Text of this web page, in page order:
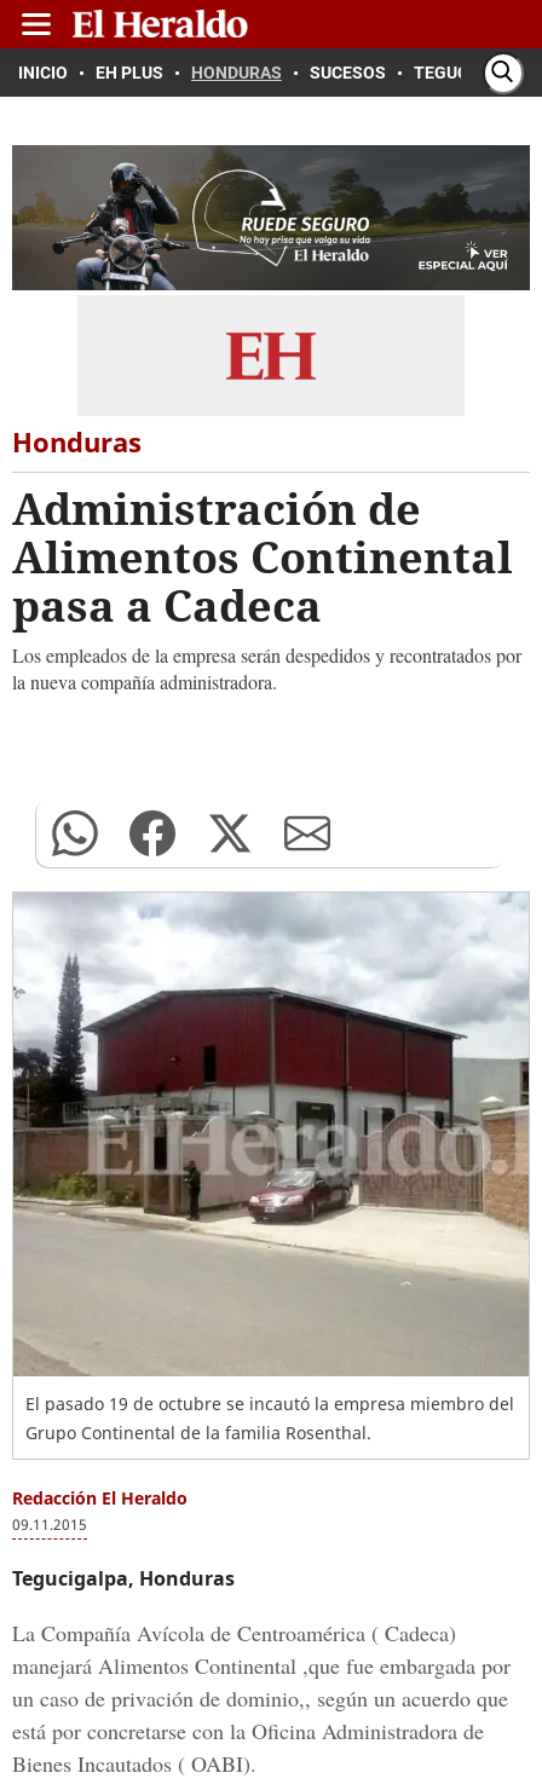
INICIO EH PLUS HONDURAS SUCESOS TEGUCIGALPA
Honduras
Administración de
Alimentos Continental
pasa a Cadeca
Los empleados de la empresa serán despedidos y recontratados por
la nueva compañía administradora.
El pasado 19 de octubre se incautó la empresa miembro del
Grupo Continental de la familia Rosenthal.
Redacción El Heraldo
09.11.2015
Tegucigalpa, Honduras
La Compañía Avícola de Centroamérica ( Cadeca)
manejará Alimentos Continental ,que fue embargada por
un caso de privación de dominio,, según un acuerdo que
está por concretarse con la Oficina Administradora de
Bienes Incautados ( OABI).